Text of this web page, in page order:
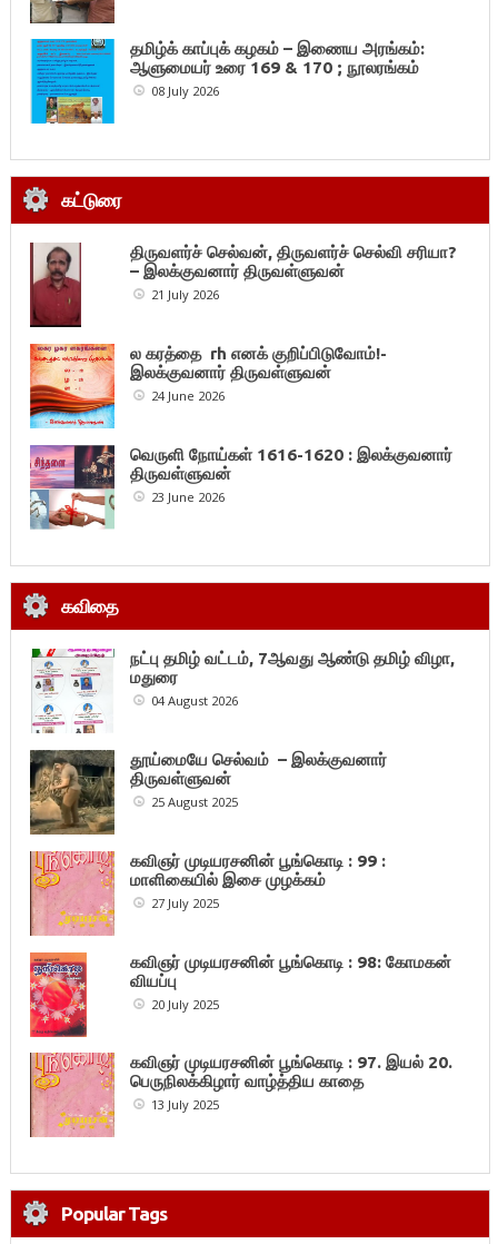
தமிழ்க் காப்புக் கழகம் – இணைய அரங்கம்:
ஆளுமையர் உரை 169 & 170 ; நூலரங்கம்
08 July 2026
கட்டுரை
திருவளர்ச் செல்வன், திருவளர்ச் செல்வி சரியா?
– இலக்குவனார் திருவள்ளுவன்
21 July 2026
ல கரத்தை rh எனக் குறிப்பிடுவோம்!-
இலக்குவனார் திருவள்ளுவன்
24 June 2026
வெருளி நோய்கள் 1616-1620 : இலக்குவனார்
திருவள்ளுவன்
23 June 2026
கவிதை
நட்பு தமிழ் வட்டம், 7ஆவது ஆண்டு தமிழ் விழா,
மதுரை
04 August 2026
தூய்மையே செல்வம் – இலக்குவனார்
திருவள்ளுவன்
25 August 2025
கவிஞர் முடியரசனின் பூங்கொடி : 99 :
மாளிகையில் இசை முழக்கம்
27 July 2025
கவிஞர் முடியரசனின் பூங்கொடி : 98: கோமகன்
வியப்பு
20 July 2025
கவிஞர் முடியரசனின் பூங்கொடி : 97. இயல் 20.
பெருநிலக்கிழார் வாழ்த்திய காதை
13 July 2025
Popular Tags